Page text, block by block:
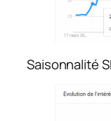
Saisonnalité